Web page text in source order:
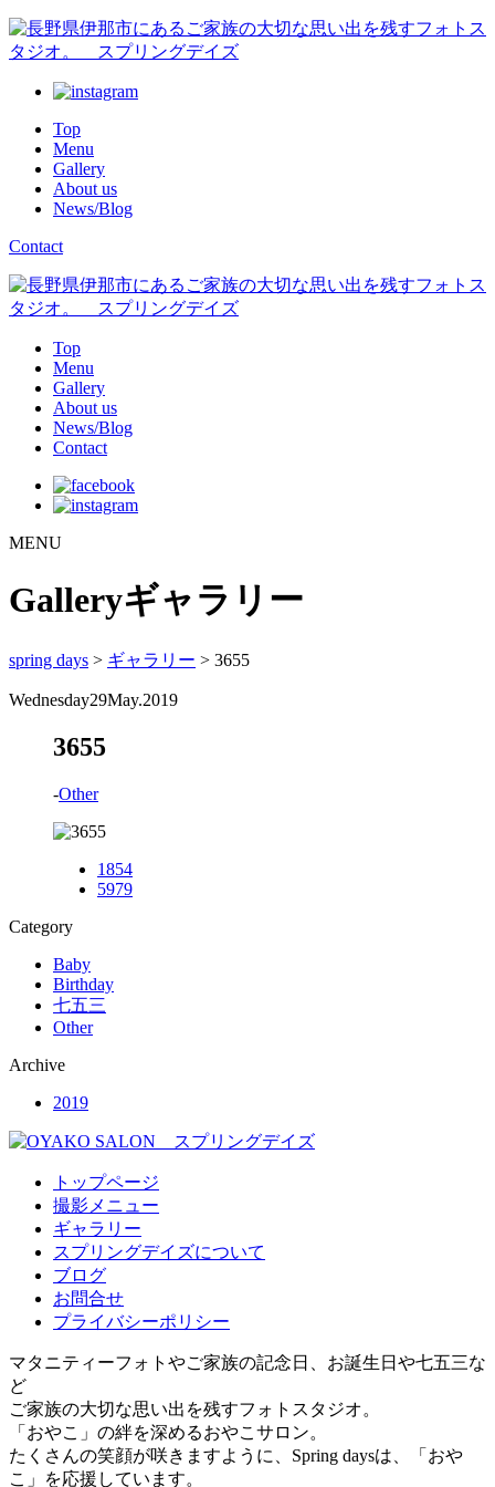
Top
Menu
Gallery
About us
News/Blog
Contact
Top
Menu
Gallery
About us
News/Blog
Contact
MENU
Galleryギャラリー
spring days > ギャラリー > 3655
Wednesday29May.2019
3655
-Other
1854
5979
Category
Baby
Birthday
七五三
Other
Archive
2019
トップページ
撮影メニュー
ギャラリー
スプリングデイズについて
ブログ
お問合せ
プライバシーポリシー
マタニティーフォトやご家族の記念日、お誕生日や七五三な
ど
ご家族の大切な思い出を残すフォトスタジオ。
「おやこ」の絆を深めるおやこサロン。
たくさんの笑顔が咲きますように、Spring daysは、「おや
こ」を応援しています。